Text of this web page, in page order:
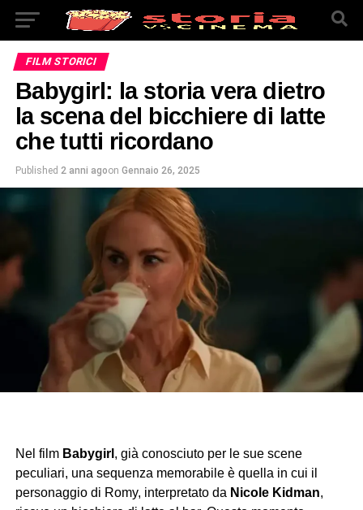
FILM STORICI
Babygirl: la storia vera dietro
la scena del bicchiere di latte
che tutti ricordano
Published 2 anni agoon Gennaio 26, 2025
Nel film Babygirl , già conosciuto per le sue scene
peculiari, una sequenza memorabile è quella in cui il
personaggio di Romy, interpretato da Nicole Kidman,